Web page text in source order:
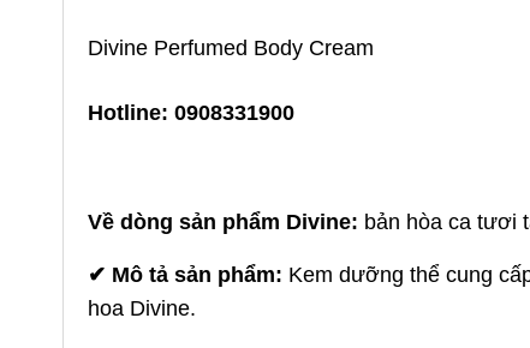
Divine Perfumed Body Cream
Hotline: 0908331900
Về dòng sản phẩm Divine: bản hòa ca tươi
✔ Mô tả sản phẩm: Kem dưỡng thể cung
hoa Divine.